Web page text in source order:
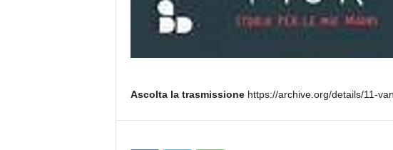
Ascolta la trasmissionehttps://archive.org/details/11-